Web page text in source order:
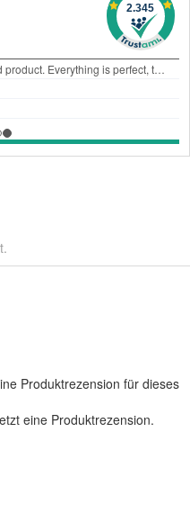
Produktrezension für dieses
eine Produktrezension.